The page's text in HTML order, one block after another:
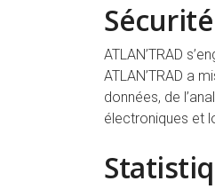
Sécurité
ATLAN’TRAD
ATLAN’TRAD a
données, de
électroniques et